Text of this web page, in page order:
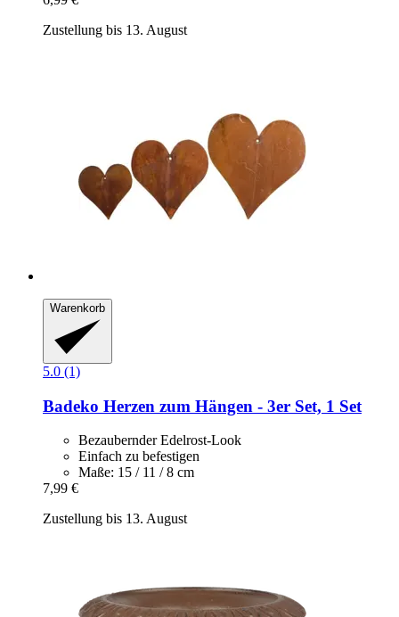
Zustellung bis 13. August
Warenkorb
5.0 (1)
Badeko Herzen zum Hängen -​ 3er Set, 1 Set
Bezaubernder Edelrost-Look
Einfach zu befestigen
Maße: 15 / 11 / 8 cm
7,99 €
Zustellung bis 13. August